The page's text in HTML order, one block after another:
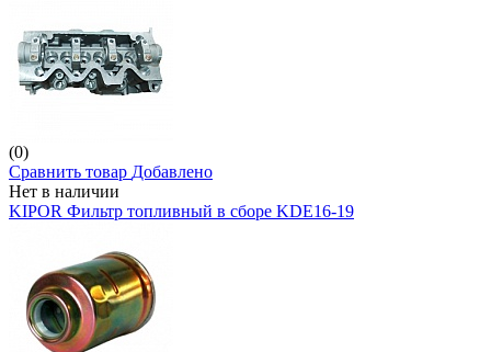
(0)
Сравнить товар Добавлено
Нет в наличии
KIPOR Фильтр топливный в сборе KDE16-19